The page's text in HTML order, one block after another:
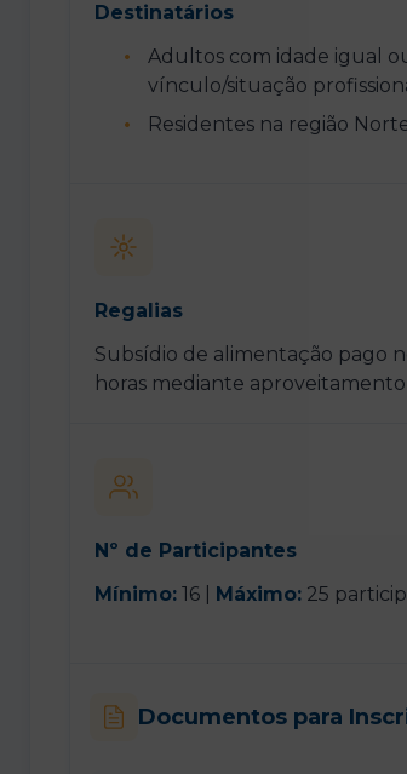
Destinatários
Adultos com idade igual
vínculo/situação
Residentes na região
Regalias
Subsídio de alimentação pago
horas mediante aproveitamento
Nº de Participantes
Mínimo: 16 | Máximo: 25
Documentos para